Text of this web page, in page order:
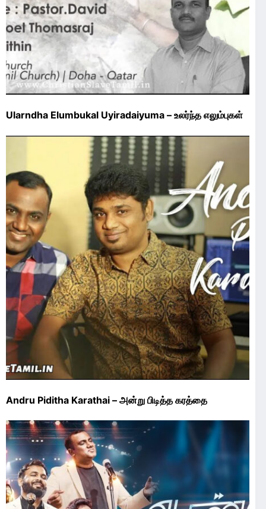
Ularndha Elumbukal Uyiradaiyuma – உலர்ந்த எலும்புகள்
Andru Piditha Karathai – அன்று பிடித்த கரத்தை